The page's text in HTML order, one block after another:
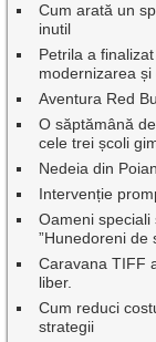
Cum arată un
inutil
Petrila a
modernizarea
Aventura Red
O săptămână
cele trei școli
Nedeia din
Intervenție
Oameni
”Hunedoreni de
Caravana TIFF
liber.
Cum reduci
strategii